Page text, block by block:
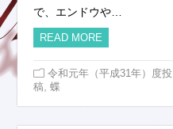
で、エンドウや…
READ MORE
令和元年（平成31年）度投
稿 ,蝶